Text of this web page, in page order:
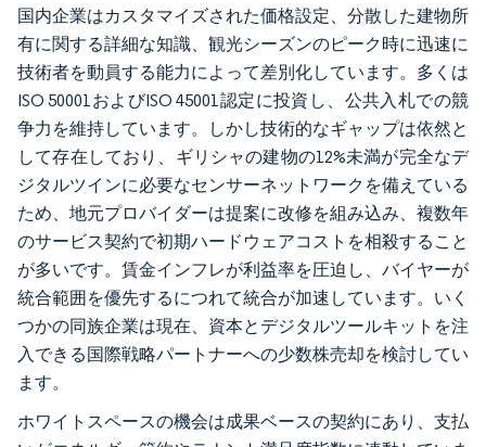
国内企業はカスタマイズされた価格設定、分散した建物所
有に関する詳細な知識、観光シーズンのピーク時に迅速に
技術者を動員する能力によって差別化しています。多くは
ISO 50001およびISO 45001認定に投資し、公共入札での競
争力を維持しています。しかし技術的なギャップは依然と
して存在しており、ギリシャの建物の12%未満が完全なデ
ジタルツインに必要なセンサーネットワークを備えている
ため、地元プロバイダーは提案に改修を組み込み、複数年
のサービス契約で初期ハードウェアコストを相殺すること
が多いです。賃金インフレが利益率を圧迫し、バイヤーが
統合範囲を優先するにつれて統合が加速しています。いく
つかの同族企業は現在、資本とデジタルツールキットを注
入できる国際戦略パートナーへの少数株売却を検討してい
ます。
ホワイトスペースの機会は成果ベースの契約にあり、支払